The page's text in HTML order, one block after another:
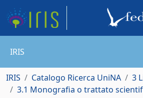
IRIS
IRIS Catalogo Ricerca UniNA
3
3.1 Monografia o trattato